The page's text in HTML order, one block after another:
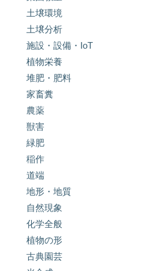
土壌環境
土壌分析
施設・設備・IoT
植物栄養
堆肥・肥料
家畜糞
農薬
獣害
緑肥
稲作
道端
地形・地質
自然現象
化学全般
植物の形
古典園芸